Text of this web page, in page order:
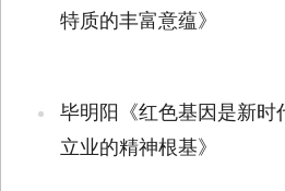
特质的丰富意蕴》
毕明阳《红色基因是新时
立业的精神根基》